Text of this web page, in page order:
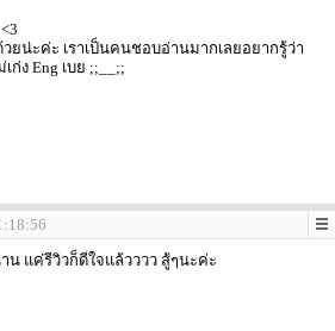
ยน่ะค่ะ เราเป็นคนชอบอ่านมากเลยอยากรู้ว่า
ง Eng เบย ;;__;;
แค่รีวิวก็ดีใจแล้วววว สู้ๆนะค่ะ